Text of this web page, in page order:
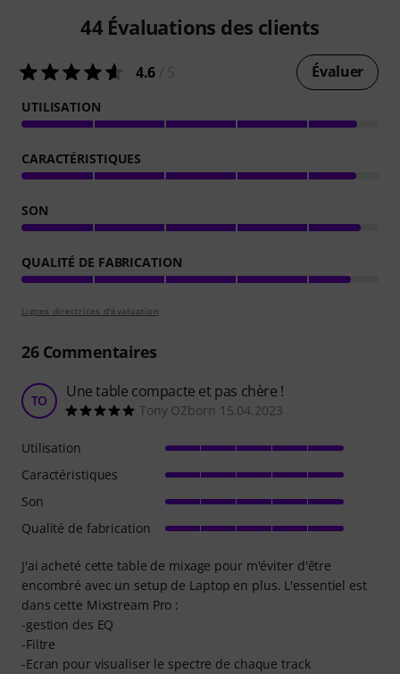
44 Évaluations des clients
4.6 Évaluer
UTILISATION
CARACTÉRISTIQUES
SON
QUALITÉ DE FABRICATION
Lignes directrices d'évaluation
26Commentaires
TO Une table compacte et pas chère !
Tony OZborn 15.04.2023
J'ai acheté cette table de mixage pour m'éviter d'être
encombré avec un setup de Laptop en plus. L'essentiel est
dans cette Mixstream Pro :
-gestion des EQ
-Filtre
-Ecran pour visualiser le spectre de chaque track
Utilisation
Caractéristiques
Son
Qualité de fabrication